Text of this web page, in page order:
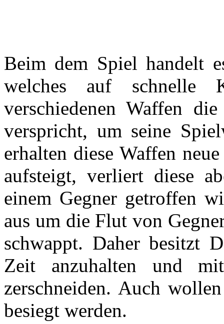
Beim dem Spiel handelt
welches auf schnelle
verschiedenen Waffen
verspricht, um seine
erhalten diese Waffen
aufsteigt, verliert diese
einem Gegner getroffen
aus um die Flut von
schwappt. Daher besitzt
Zeit anzuhalten und
zerschneiden. Auch
besiegt werden.